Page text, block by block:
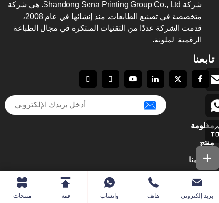
شركة Shandong Sena Printing Group Co., Ltd. هي شركة
متخصصة في تصنيع الطابعات. منذ إنشائها في عام 2008،
قدمت الشركة عددًا من التقنيات المبتكرة في مجال الطباعة
الرقمية الملونة.
تابعنا
معلومة
منتج
اتصل بنا
بريد إلكتروني هاتف واتساب قمة منتجات